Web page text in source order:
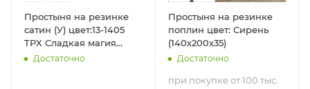
Простыня на резинке
сатин (У) цвет:13-1405
TPX Сладкая магия
(140х200х35)
Достаточно
Простыня на резинке
поплин цвет: Сирень
(140х200х35)
Достаточно
при покупке от 100 тыс.